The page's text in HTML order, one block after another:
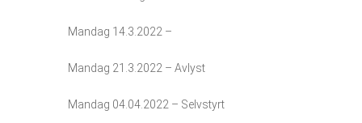
Mandag 14.3.2022 –
Mandag 21.3.2022 – Avlyst
Mandag 04.04.2022 – Selvstyrt